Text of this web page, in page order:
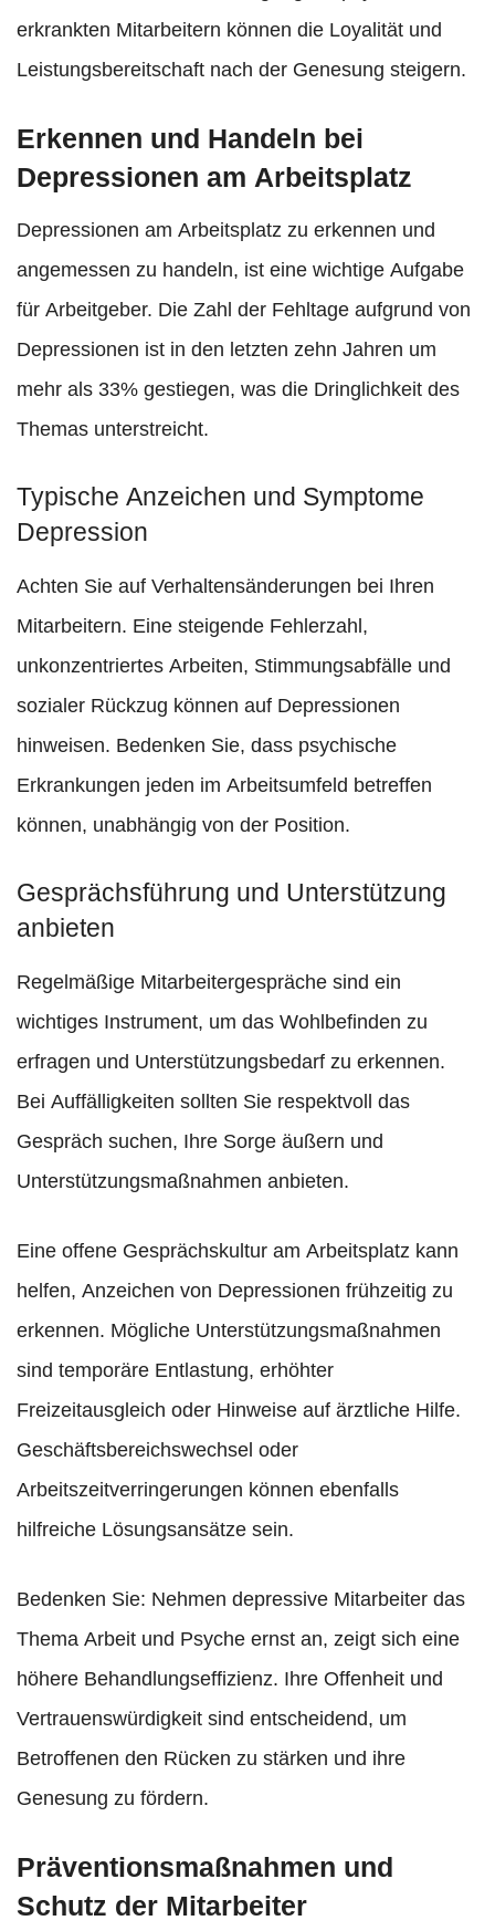
erkrankten Mitarbeitern können die Loyalität und
Leistungsbereitschaft nach der Genesung steigern.
Erkennen und Handeln bei
Depressionen am Arbeitsplatz
Depressionen am Arbeitsplatz zu erkennen und
angemessen zu handeln, ist eine wichtige Aufgabe
für Arbeitgeber. Die Zahl der Fehltage aufgrund von
Depressionen ist in den letzten zehn Jahren um
mehr als 33% gestiegen, was die Dringlichkeit des
Themas unterstreicht.
Typische Anzeichen und Symptome
Depression
Achten Sie auf Verhaltensänderungen bei Ihren
Mitarbeitern. Eine steigende Fehlerzahl,
unkonzentriertes Arbeiten, Stimmungsabfälle und
sozialer Rückzug können auf Depressionen
hinweisen. Bedenken Sie, dass psychische
Erkrankungen jeden im Arbeitsumfeld betreffen
können, unabhängig von der Position.
Gesprächsführung und Unterstützung
anbieten
Regelmäßige Mitarbeitergespräche sind ein
wichtiges Instrument, um das Wohlbefinden zu
erfragen und Unterstützungsbedarf zu erkennen.
Bei Auffälligkeiten sollten Sie respektvoll das
Gespräch suchen, Ihre Sorge äußern und
Unterstützungsmaßnahmen anbieten.
Eine offene Gesprächskultur am Arbeitsplatz kann
helfen, Anzeichen von Depressionen frühzeitig zu
erkennen. Mögliche Unterstützungsmaßnahmen
sind temporäre Entlastung, erhöhter
Freizeitausgleich oder Hinweise auf ärztliche Hilfe.
Geschäftsbereichswechsel oder
Arbeitszeitverringerungen können ebenfalls
hilfreiche Lösungsansätze sein.
Bedenken Sie: Nehmen depressive Mitarbeiter das
Thema Arbeit und Psyche ernst an, zeigt sich eine
höhere Behandlungseffizienz. Ihre Offenheit und
Vertrauenswürdigkeit sind entscheidend, um
Betroffenen den Rücken zu stärken und ihre
Genesung zu fördern.
Präventionsmaßnahmen und
Schutz der Mitarbeiter